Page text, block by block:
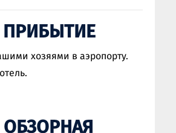
ПРИБЫТИЕ
хозяями в аэропорту.
ОБЗОРНАЯ